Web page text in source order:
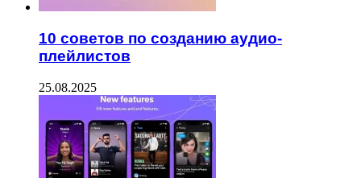
10 советов по созданию аудио-
плейлистов
25.08.2025